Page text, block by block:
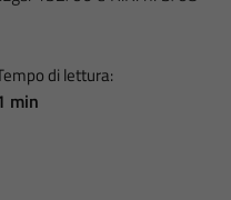
di lettura:
min